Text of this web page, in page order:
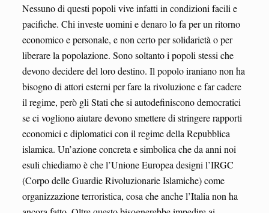
Nessuno di questi popoli vive infatti in condizioni facili e
pacifiche. Chi investe uomini e denaro lo fa per un ritorno
economico e personale, e non certo per solidarietà o per
liberare la popolazione. Sono soltanto i popoli stessi che
devono decidere del loro destino. Il popolo iraniano non ha
bisogno di attori esterni per fare la rivoluzione e far cadere
il regime, però gli Stati che si autodefiniscono democratici
se ci vogliono aiutare devono smettere di stringere rapporti
economici e diplomatici con il regime della Repubblica
islamica. Un’azione concreta e simbolica che da anni noi
esuli chiediamo è che l’Unione Europea designi l’IRGC
(Corpo delle Guardie Rivoluzionarie Islamiche) come
organizzazione terroristica, cosa che anche l’Italia non ha